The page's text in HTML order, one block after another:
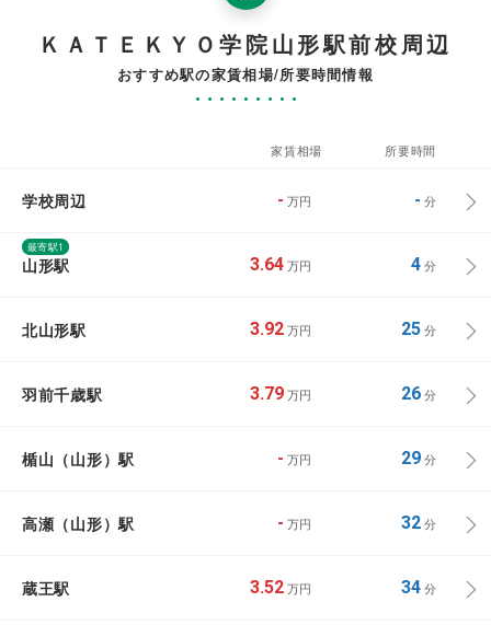
ＫＡＴＥＫＹＯ学院山形駅前校周辺
おすすめ駅の家賃相場/所要時間情報
家賃相場 所要時間
学校周辺 - 万円 - 分
最寄駅1
山形駅 3.64 万円 4分
北山形駅 3.92 万円 25分
羽前千歳駅 3.79 万円 26分
楯山（山形）駅 - 万円 29分
高瀬（山形）駅 - 万円 32分
蔵王駅 3.52 万円 34分